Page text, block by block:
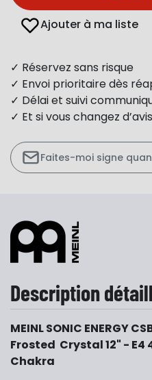
Ajouter à ma liste
✓ Réservez sans risque
✓ Envoi prioritaire dès
✓ Délai et suivi
✓ Et si vous changez
Faites-moi signe
Description
MEINL SONIC ENERGY
Frosted Crystal 12" - E4
Chakra